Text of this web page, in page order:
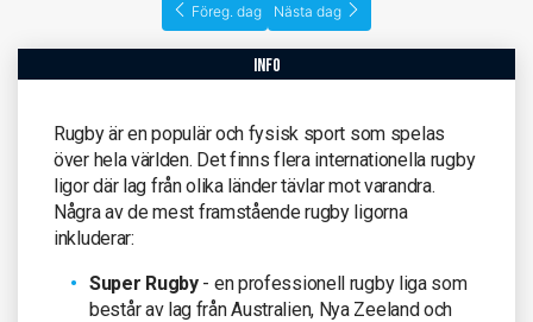
Föreg. dag Nästa dag
info
Rugby är en populär och fysisk sport som spelas
över hela världen. Det finns flera internationella rugby
ligor där lag från olika länder tävlar mot varandra.
Några av de mest framstående rugby ligorna
inkluderar:
Super Rugby- en professionell rugby liga som
består av lag från Australien, Nya Zeeland och